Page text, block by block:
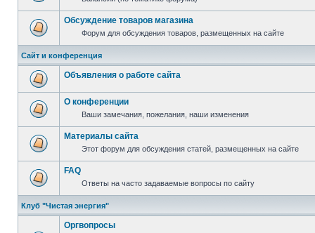
Обсуждение товаров магазина
Форум для обсуждения товаров, размещенных на сайте
Сайт и конференция
Объявления о работе сайта
О конференции
Ваши замечания, пожелания, наши изменения
Материалы сайта
Этот форум для обсуждения статей, размещенных на сайте
FAQ
Ответы на часто задаваемые вопросы по сайту
Клуб "Чистая энергия"
Оргвопросы